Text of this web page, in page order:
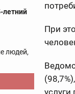
летний
людей,
При